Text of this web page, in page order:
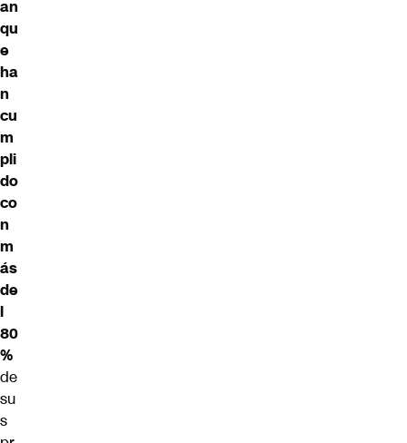
an
qu
e
ha
n
cu
m
pli
do
co
n
m
ás
de
l
80
%
de
su
s